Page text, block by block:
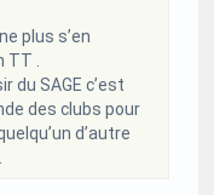
plus s’en
.
du SAGE c’est
des clubs pour
d’autre